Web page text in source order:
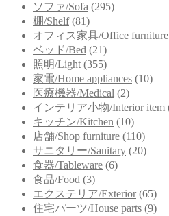
ソファ/Sofa (295)
棚/Shelf (81)
オフィス家具/Office furniture
ベッド/Bed (21)
照明/Light (355)
家電/Home appliances (10)
医療機器/Medical (2)
インテリア小物/Interior item
キッチン/Kitchen (10)
店舗/Shop furniture (110)
サニタリー/Sanitary (20)
食器/Tableware (6)
食品/Food (3)
エクステリア/Exterior (65)
住宅パーツ/House parts (9)